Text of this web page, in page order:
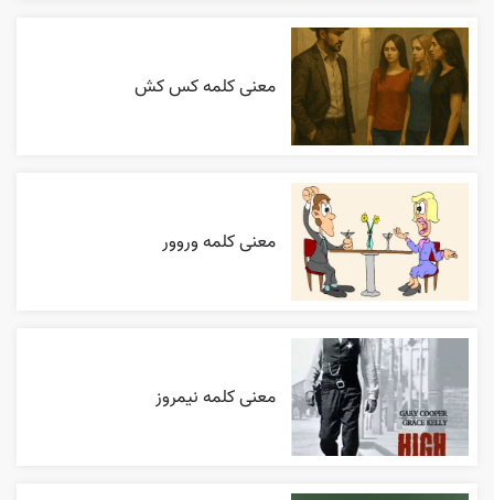
معنی کلمه کس کش
معنی کلمه وروور
معنی کلمه نیمروز